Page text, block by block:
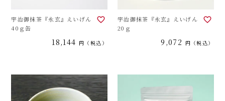
宇治御抹茶『永玄』えいげん
40ｇ缶
18,144 税込
宇治御抹茶『永玄』えいげん
20ｇ
9,072 税込